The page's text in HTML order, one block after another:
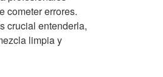
cometer errores.
crucial entenderla,
limpia y